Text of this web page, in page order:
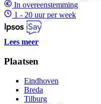
In overeenstemming
1 - 20 uur per week
Lees meer
Plaatsen
Eindhoven
Breda
Tilburg